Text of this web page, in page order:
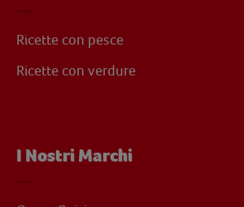
Ricette con pesce
Ricette con verdure
I Nostri Marchi